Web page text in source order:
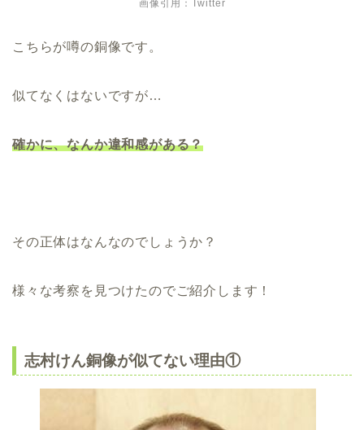
画像引用：Twitter
こちらが噂の銅像です。
似てなくはないですが…
確かに、なんか違和感がある？
その正体はなんなのでしょうか？
様々な考察を見つけたのでご紹介します！
志村けん銅像が似てない理由①